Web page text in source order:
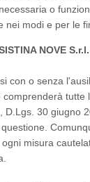
o
nei modi e per le
NOVE
con o senza
tutte
D.Lgs. 30 giugno
misura